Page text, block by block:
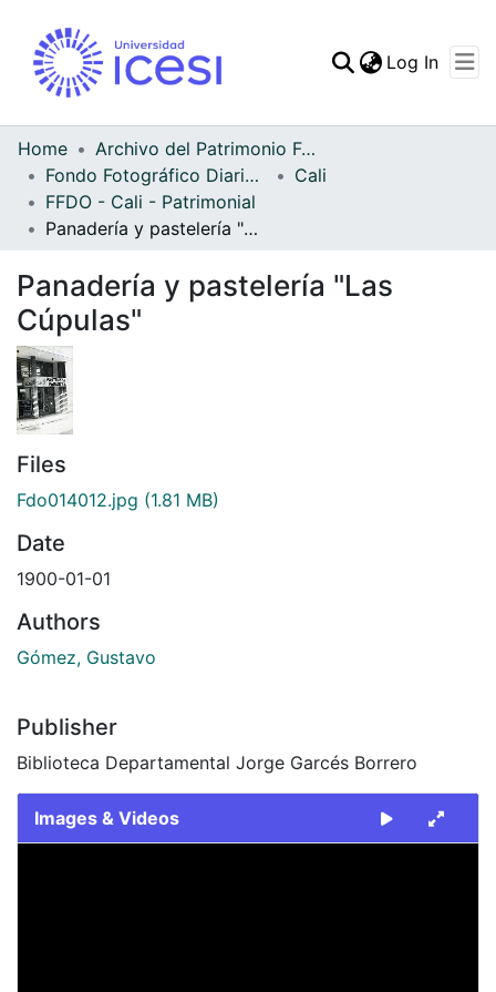
Statistics
Log In
Home
Archivo del Patrimonio Fotográfico y Fílmico del Valle del Cauca
Fondo Fotográfico Diario Occidente
Cali
FFDO - Cali - Patrimonial
Panadería y pastelería "Las Cúpulas"
Panadería y pastelería "Las
Cúpulas"
Files
Fdo014012.jpg (1.81 MB)
Date
1900-01-01
Authors
Gómez, Gustavo
Publisher
Biblioteca Departamental Jorge Garcés Borrero
Images & Videos